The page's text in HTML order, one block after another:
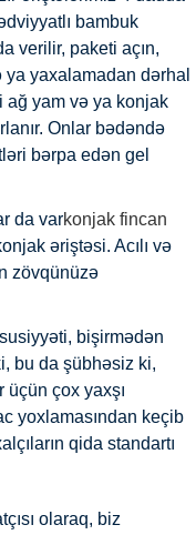
bambuk
verilir, paketi açın,
ya yaxalamadan dərhal
ağ yam və ya konjak
Onlar bədəndə
bərpa edən gel
da varkonjak fincan
əriştəsi. Acılı və
zövqünüzə
bişirmədən
bu da şübhəsiz ki,
çox yaxşı
yoxlamasından keçib
qida standartı
olaraq, biz